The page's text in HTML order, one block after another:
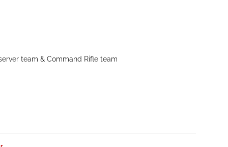
team & Command Rifle team